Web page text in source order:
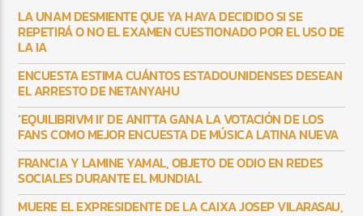
LA UNAM DESMIENTE QUE YA HAYA DECIDIDO SI SE
REPETIRÁ O NO EL EXAMEN CUESTIONADO POR EL USO DE
LA IA
ENCUESTA ESTIMA CUÁNTOS ESTADOUNIDENSES DESEAN
EL ARRESTO DE NETANYAHU
‘EQUILIBRIVM II’ DE ANITTA GANA LA VOTACIÓN DE LOS
FANS COMO MEJOR ENCUESTA DE MÚSICA LATINA NUEVA
FRANCIA Y LAMINE YAMAL, OBJETO DE ODIO EN REDES
SOCIALES DURANTE EL MUNDIAL
MUERE EL EXPRESIDENTE DE LA CAIXA JOSEP VILARASAU,